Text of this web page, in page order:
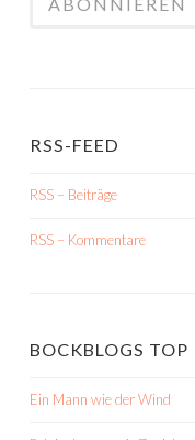
RSS-FEED
RSS – Beiträge
RSS – Kommentare
BOCKBLOGS TOP
Ein Mann wie der Wind